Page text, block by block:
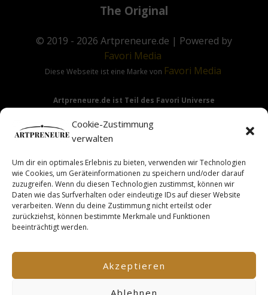
Cookie-Zustimmung
verwalten
Um dir ein optimales Erlebnis zu bieten, verwenden wir Technologien
wie Cookies, um Geräteinformationen zu speichern und/oder darauf
zuzugreifen. Wenn du diesen Technologien zustimmst, können wir
Daten wie das Surfverhalten oder eindeutige IDs auf dieser Website
verarbeiten. Wenn du deine Zustimmung nicht erteilst oder
zurückziehst, können bestimmte Merkmale und Funktionen
beeinträchtigt werden.
Akzeptieren
Ablehnen
The Original
© 2019 - 2026 Artpreneure.de | Powered by
Favori Media
Diese Webseite ist eine Marke von Favori Media
Artpreneure.de ist Teil des Favori Universe
Hinweis:Die Angebote & Inhalte dieser Seite richten sich
ausdrücklich nur an Gewerbetreibende & Unternehmer im
Sinne des §14 BGB.
Facebook TM Inc. Additionally, this site is NOT endorsed by
FacebookTM in any way. FACEBOOK TM is a trademark of
FACEBOOK TM, Inc.